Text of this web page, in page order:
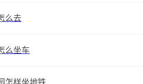
么去
么坐车
怎样坐地铁